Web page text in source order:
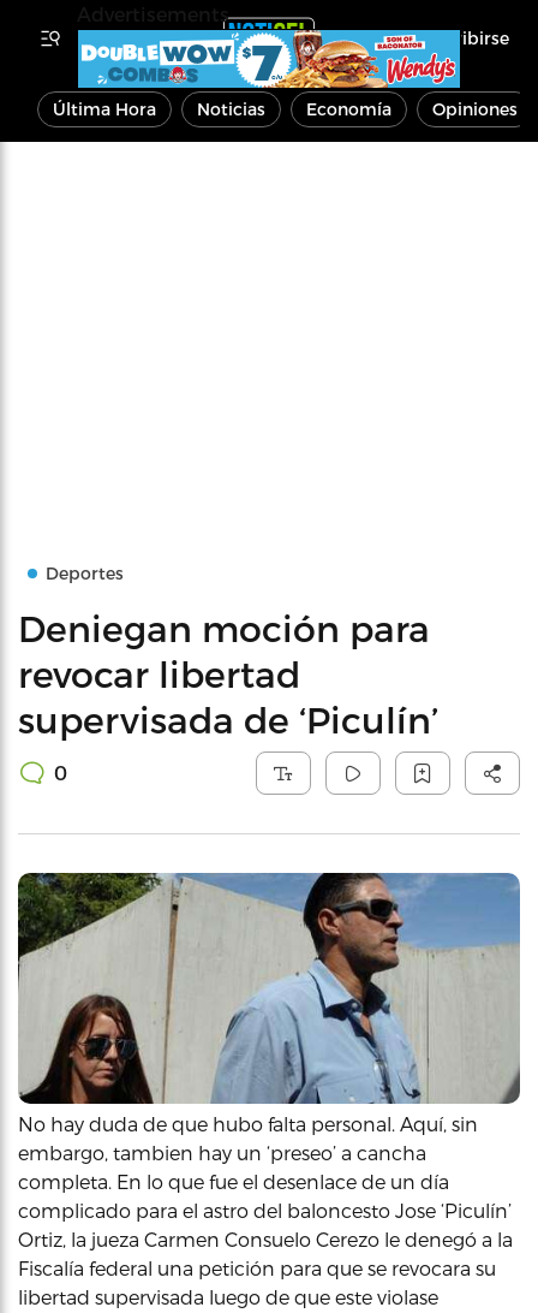
Inscribirse
Última Hora Noticias Economía Opiniones
Deportes
Deniegan moción para
revocar libertad
supervisada de ‘Piculín’
0
No hay duda de que hubo falta personal. Aquí, sin
embargo, tambien hay un ‘preseo’ a cancha
completa. En lo que fue el desenlace de un día
complicado para el astro del baloncesto Jose ‘Piculín’
Ortiz, la jueza Carmen Consuelo Cerezo le denegó a la
Fiscalía federal una petición para que se revocara su
libertad supervisada luego de que este violase
Advertisements